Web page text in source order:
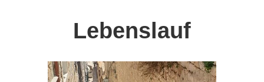
Lebenslauf